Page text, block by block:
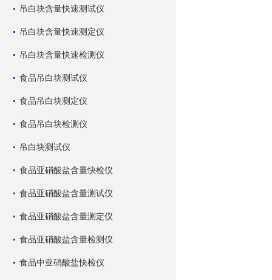
吊白块含量快速测试仪
吊白块含量快速测定仪
吊白块含量快速检测仪
食品吊白块测试仪
食品吊白块测定仪
食品吊白块检测仪
吊白块测试仪
食品亚硝酸盐含量快检仪
食品亚硝酸盐含量测试仪
食品亚硝酸盐含量测定仪
食品亚硝酸盐含量检测仪
食品中亚硝酸盐快检仪